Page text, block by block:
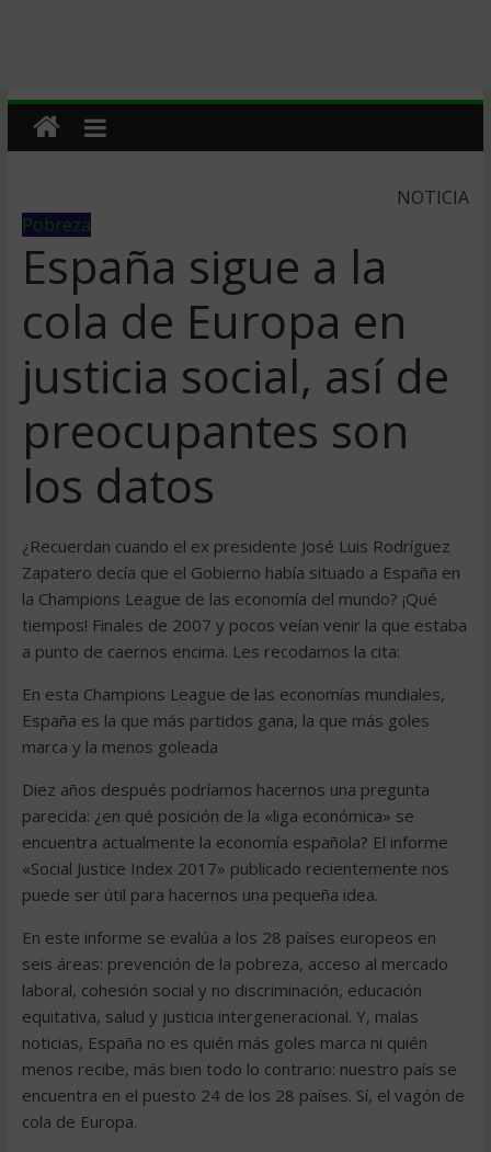
NOTICIA
Pobreza
España sigue a la
cola de Europa en
justicia social, así de
preocupantes son
los datos
¿Recuerdan cuando el ex presidente José Luis Rodríguez
Zapatero decía que el Gobierno había situado a España en
la Champions League de las economía del mundo? ¡Qué
tiempos! Finales de 2007 y pocos veían venir la que estaba
a punto de caernos encima. Les recodamos la cita:
En esta Champions League de las economías mundiales,
España es la que más partidos gana, la que más goles
marca y la menos goleada
Diez años después podríamos hacernos una pregunta
parecida: ¿en qué posición de la «liga económica» se
encuentra actualmente la economía española? El informe
«Social Justice Index 2017» publicado recientemente nos
puede ser útil para hacernos una pequeña idea.
En este informe se evalúa a los 28 países europeos en
seis áreas: prevención de la pobreza, acceso al mercado
laboral, cohesión social y no discriminación, educación
equitativa, salud y justicia intergeneracional. Y, malas
noticias, España no es quién más goles marca ni quién
menos recibe, más bien todo lo contrario: nuestro país se
encuentra en el puesto 24 de los 28 países. Sí, el vagón de
cola de Europa.